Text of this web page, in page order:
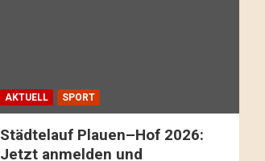
AKTUELL SPORT
Städtelauf Plauen–Hof 2026:
Jetzt anmelden und